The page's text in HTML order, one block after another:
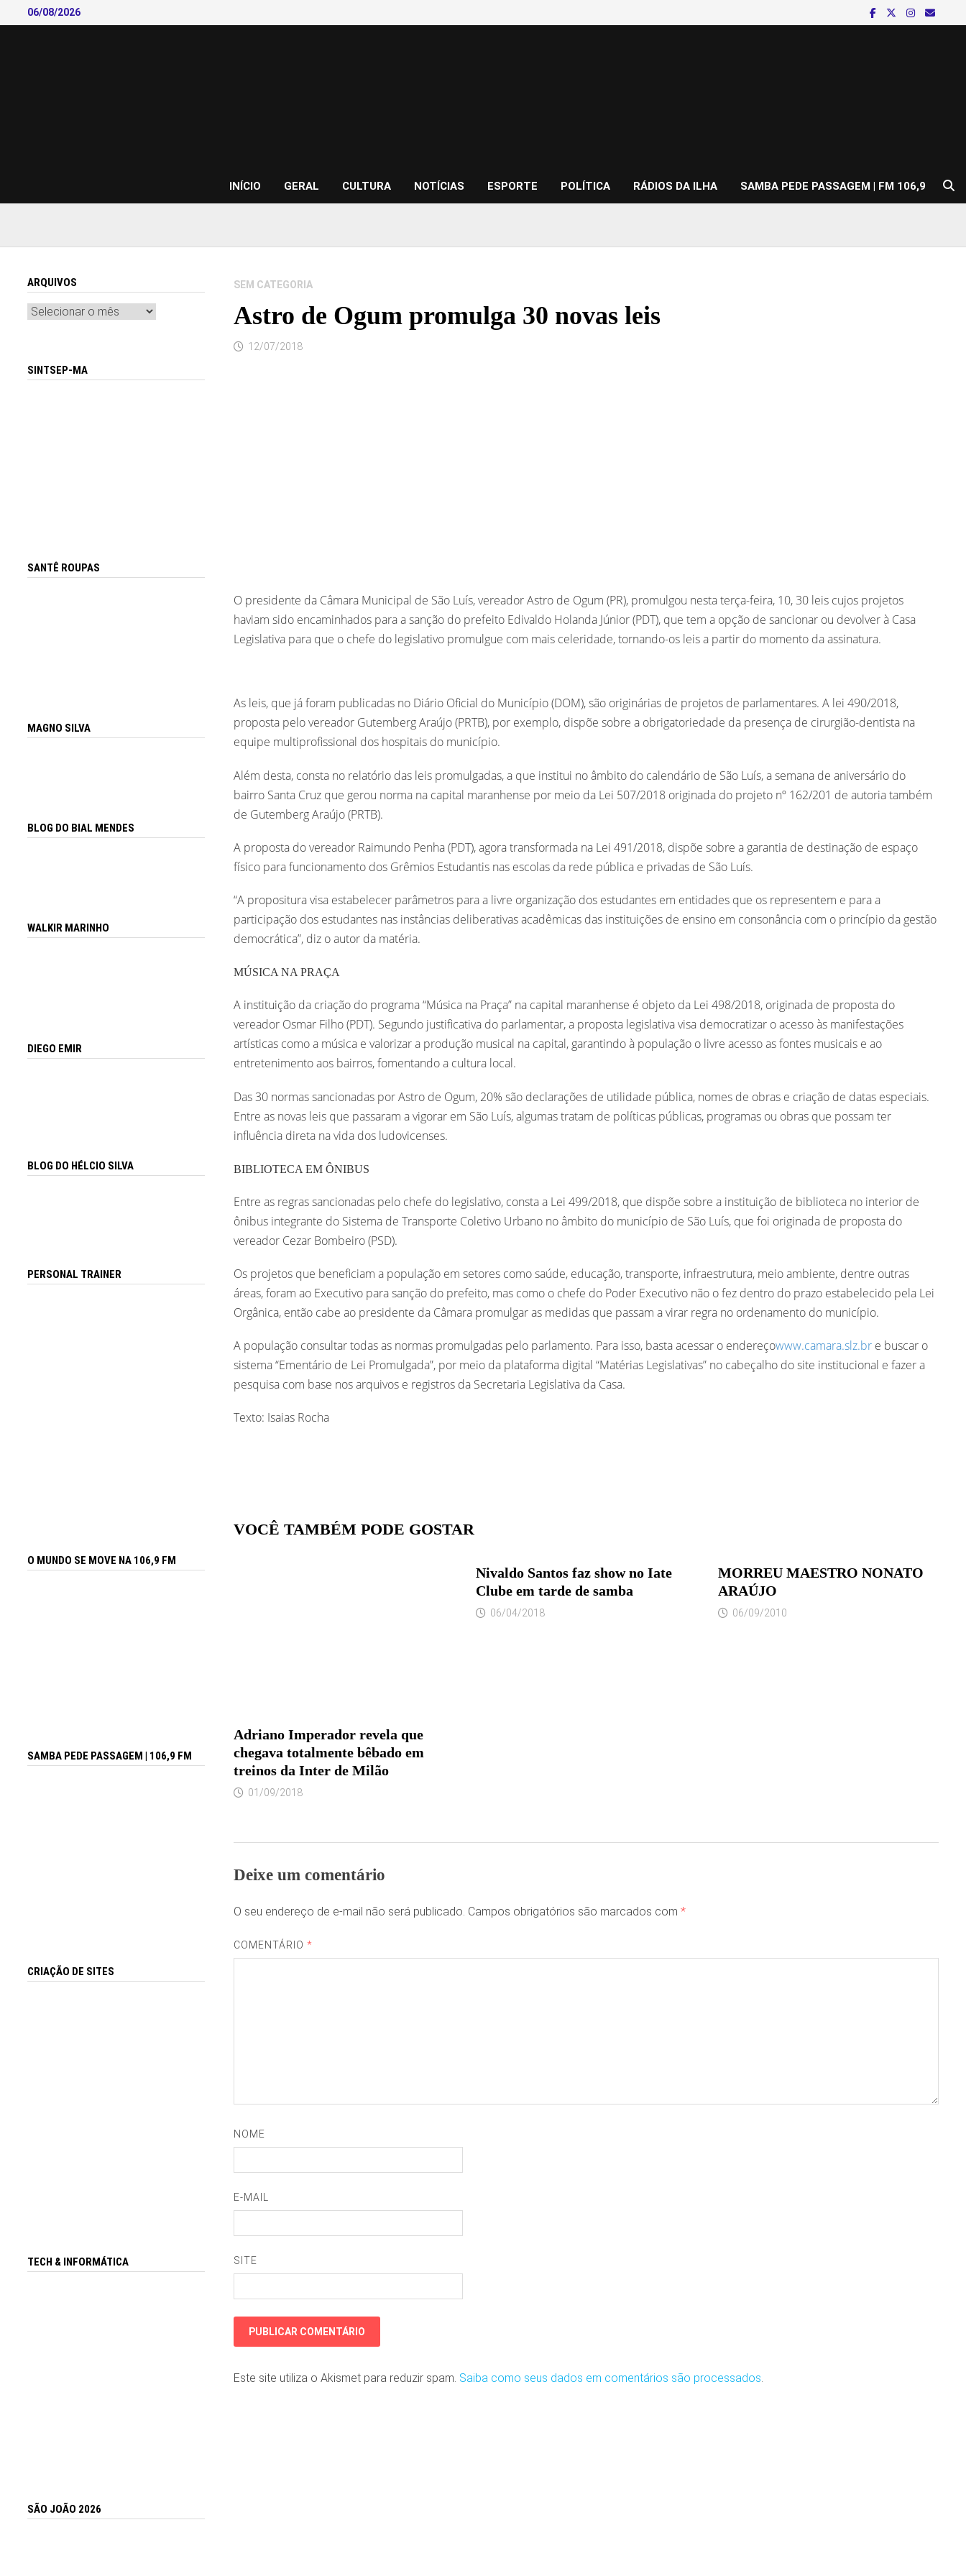
to
06/08/2026
INÍCIO GERAL CULTURA NOTÍCIAS ESPORTE POLÍTICA RÁDIOS DA ILHA SAMBA PEDE PASSAGEM | FM 106,9
SEM CATEGORIA
Astro de Ogum promulga 30 novas leis
12/07/2018
O presidente da Câmara Municipal de São Luís, vereador Astro de Ogum (PR), promulgou nesta terça-feira, 10, 30 leis cujos projetos
haviam sido encaminhados para a sanção do prefeito Edivaldo Holanda Júnior (PDT), que tem a opção de sancionar ou devolver à Casa
Legislativa para que o chefe do legislativo promulgue com mais celeridade, tornando-os leis a partir do momento da assinatura.
As leis, que já foram publicadas no Diário Oficial do Município (DOM), são originárias de projetos de parlamentares. A lei 490/2018,
proposta pelo vereador Gutemberg Araújo (PRTB), por exemplo, dispõe sobre a obrigatoriedade da presença de cirurgião-dentista na
equipe multiprofissional dos hospitais do município.
Além desta, consta no relatório das leis promulgadas, a que institui no âmbito do calendário de São Luís, a semana de aniversário do
bairro Santa Cruz que gerou norma na capital maranhense por meio da Lei 507/2018 originada do projeto nº 162/201 de autoria também
de Gutemberg Araújo (PRTB).
A proposta do vereador Raimundo Penha (PDT), agora transformada na Lei 491/2018, dispõe sobre a garantia de destinação de espaço
físico para funcionamento dos Grêmios Estudantis nas escolas da rede pública e privadas de São Luís.
“A propositura visa estabelecer parâmetros para a livre organização dos estudantes em entidades que os representem e para a
participação dos estudantes nas instâncias deliberativas acadêmicas das instituições de ensino em consonância com o princípio da gestão
democrática”, diz o autor da matéria.
MÚSICA NA PRAÇA
A instituição da criação do programa “Música na Praça” na capital maranhense é objeto da Lei 498/2018, originada de proposta do
vereador Osmar Filho (PDT). Segundo justificativa do parlamentar, a proposta legislativa visa democratizar o acesso às manifestações
artísticas como a música e valorizar a produção musical na capital, garantindo à população o livre acesso as fontes musicais e ao
entretenimento aos bairros, fomentando a cultura local.
Das 30 normas sancionadas por Astro de Ogum, 20% são declarações de utilidade pública, nomes de obras e criação de datas especiais.
Entre as novas leis que passaram a vigorar em São Luís, algumas tratam de políticas públicas, programas ou obras que possam ter
influência direta na vida dos ludovicenses.
BIBLIOTECA EM ÔNIBUS
Entre as regras sancionadas pelo chefe do legislativo, consta a Lei 499/2018, que dispõe sobre a instituição de biblioteca no interior de
ônibus integrante do Sistema de Transporte Coletivo Urbano no âmbito do município de São Luís, que foi originada de proposta do
vereador Cezar Bombeiro (PSD).
Os projetos que beneficiam a população em setores como saúde, educação, transporte, infraestrutura, meio ambiente, dentre outras
áreas, foram ao Executivo para sanção do prefeito, mas como o chefe do Poder Executivo não o fez dentro do prazo estabelecido pela Lei
Orgânica, então cabe ao presidente da Câmara promulgar as medidas que passam a virar regra no ordenamento do município.
A população consultar todas as normas promulgadas pelo parlamento. Para isso, basta acessar o endereçowww.camara.slz.bre buscar o
sistema “Ementário de Lei Promulgada”, por meio da plataforma digital “Matérias Legislativas” no cabeçalho do site institucional e fazer a
pesquisa com base nos arquivos e registros da Secretaria Legislativa da Casa.
Texto: Isaias Rocha
VOCÊ TAMBÉM PODE GOSTAR
Adriano Imperador revela que
chegava totalmente bêbado em
treinos da Inter de Milão
01/09/2018
Nivaldo Santos faz show no Iate
Clube em tarde de samba
06/04/2018
MORREU MAESTRO NONATO
ARAÚJO
06/09/2010
Deixe um comentário
O seu endereço de e-mail não será publicado. Campos obrigatórios são marcados com *
COMENTÁRIO*
NOME
E-MAIL
SITE
Este site utiliza o Akismet para reduzir spam. Saiba como seus dados em comentários são processados.
ARQUIVOS
Arquivos
SINTSEP-MA
SANTÊ ROUPAS
MAGNO SILVA
BLOG DO BIAL MENDES
WALKIR MARINHO
DIEGO EMIR
BLOG DO HÉLCIO SILVA
PERSONAL TRAINER
O MUNDO SE MOVE NA 106,9 FM
SAMBA PEDE PASSAGEM | 106,9 FM
CRIAÇÃO DE SITES
TECH & INFORMÁTICA
SÃO JOÃO 2026